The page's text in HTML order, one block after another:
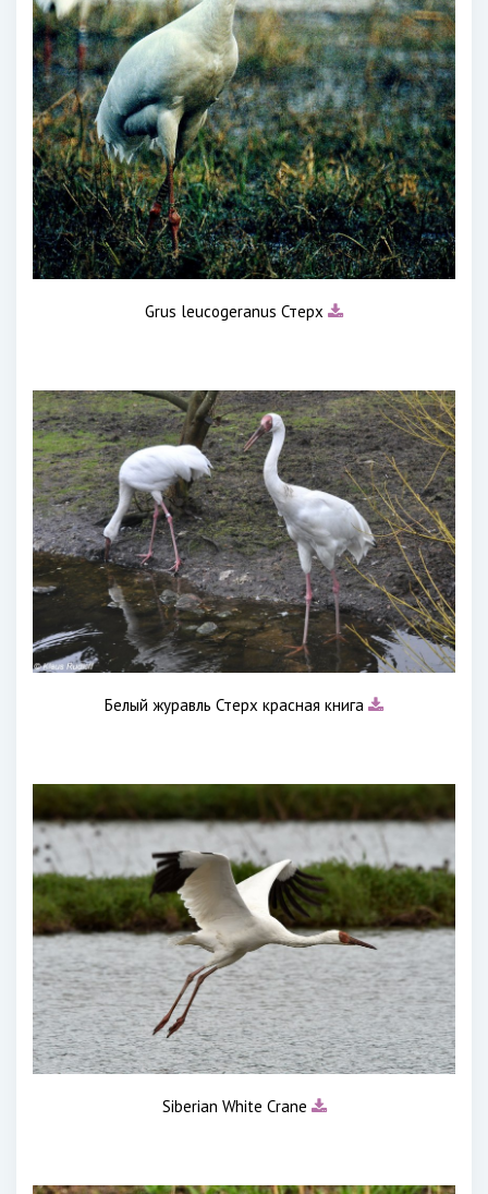
Grus leucogeranus Стерх
Белый журавль Стерх красная книга
Siberian White Crane